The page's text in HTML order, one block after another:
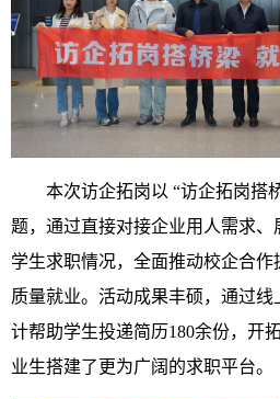
本次访企拓岗以 “访企拓岗搭
题，通过直接对接企业用人需求
学生求职情况，全面推动校企合
质量就业。活动成果丰硕，通过
计帮助学生投递简历180余份，开
业生搭建了更为广阔的求职平台。